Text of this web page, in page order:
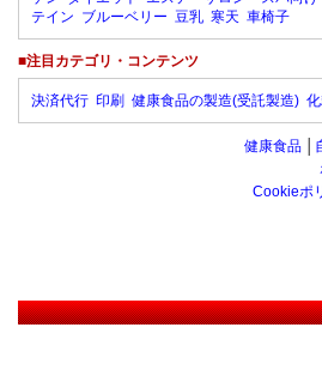
テイン ブルーベリー 豆乳 寒天 車椅子
■注目カテゴリ・コンテンツ
決済代行 印刷 健康食品の製造(受託製造)
健康食品
Cookieポ